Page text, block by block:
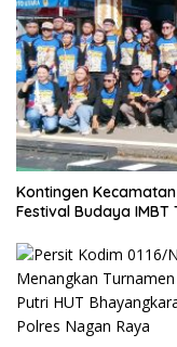
Kontingen
Festival Budaya IMBT